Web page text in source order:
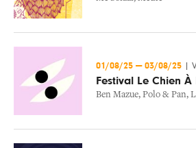
01/08/25 — 03/08/25
Festival Le Chien À
Ben Mazue, Polo & Pan,